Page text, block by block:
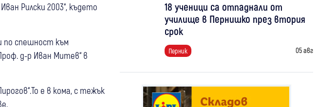
Рилски 2003“, където
по спешност към
д-р Иван Митев“ в
е в кома, с тежък
18 ученици са отпаднали от
училище в Пернишко през втория
срок
Перник 05 авг